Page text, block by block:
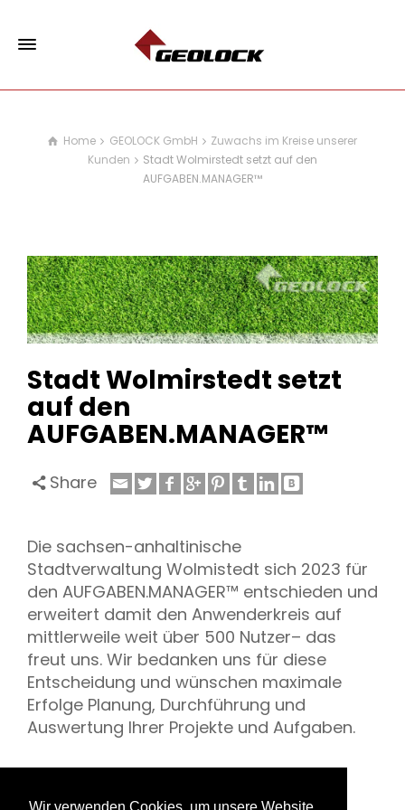
Home GEOLOCK GmbH
Zuwachs im Kreise unserer
Kunden
Stadt Wolmirstedt setzt auf den
AUFGABEN.MANAGER™
Stadt Wolmirstedt setzt
auf den
AUFGABEN.MANAGER™
Share
Die sachsen-anhaltinische
Stadtverwaltung Wolmistedt sich 2023 für
den AUFGABEN.MANAGER™ entschieden und
erweitert damit den Anwenderkreis auf
mittlerweile weit über 500 Nutzer– das
freut uns. Wir bedanken uns für diese
Entscheidung und wünschen maximale
Erfolge Planung, Durchführung und
Auswertung Ihrer Projekte und Aufgaben.